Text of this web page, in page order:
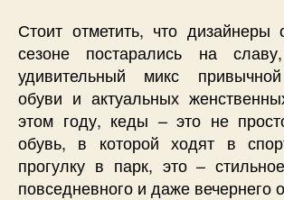
Стоит отметить, что дизайнеры
сезоне постарались на
удивительный микс
обуви и актуальных
этом году, кеды – это не
обувь, в которой ходят в
прогулку в парк, это –
повседневного и даже вечернего